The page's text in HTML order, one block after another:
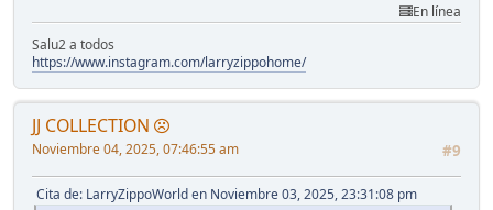
En línea
Salu2 a todos
https://www.instagram.com/larryzippohome/
JJ COLLECTION
#9
Noviembre 04, 2025, 07:46:55 am
Cita de: LarryZippoWorld en Noviembre 03, 2025, 23:31:08 pm